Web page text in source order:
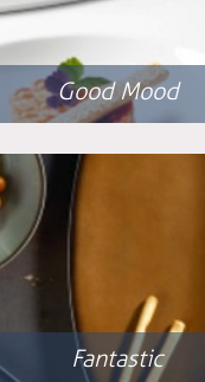
Good Mood
Fantastic